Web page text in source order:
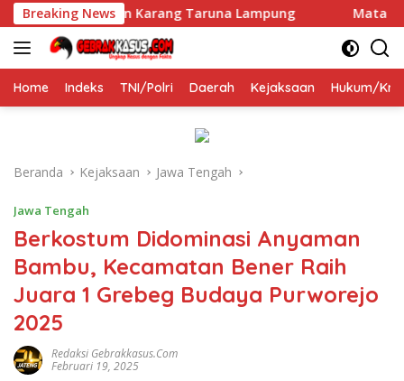
Langsung
ke
konten
Breaking News
Pimpin Karang Taruna Lampung Mata Air
Home Indeks TNI/Polri Daerah Kejaksaan Hukum/
Beranda Kejaksaan Jawa Tengah
Jawa Tengah
Berkostum Didominasi Anyaman
Bambu, Kecamatan Bener Raih
Juara 1 Grebeg Budaya Purworejo
2025
Redaksi Gebrakkasus.com
Februari 19, 2025